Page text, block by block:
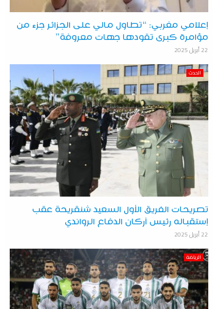
إعلامي مغربي: “تطاول مالي على الجزائر جزء من
مؤامرة كبرى تقودها جهات معروفة”
22 أبريل 2025
الحدث
تصريحات الفريق الأول السعيد شنقريحة عقب
إستقباله رئيس أركان الدفاع الرواندي
22 أبريل 2025
الرياضة